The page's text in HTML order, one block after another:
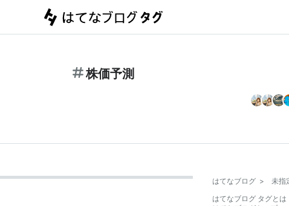
株価予測
はてなブログ > 未指
はてなブログ タグとは